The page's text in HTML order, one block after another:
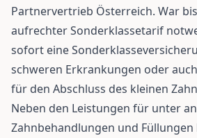
Partnervertrieb Österreich. War
aufrechter Sonderklassetarif
sofort eine
schweren Erkrankungen oder
für den Abschluss des kleinen
Neben den Leistungen für unter
Zahnbehandlungen und